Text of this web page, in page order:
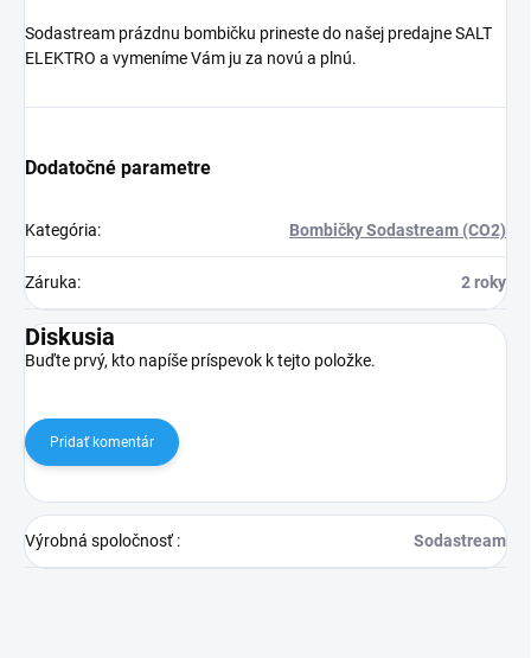
Sodastream prázdnu bombičku prineste do našej predajne SALT
ELEKTRO a vymeníme Vám ju za novú a plnú.
Dodatočné parametre
Kategória: Bombičky Sodastream (CO2)
Záruka: 2 roky
Diskusia
Buďte prvý, kto napíše príspevok k tejto položke.
Pridať komentár
Výrobná spoločnosť: Sodastream